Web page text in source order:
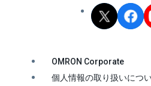
OMRON Corporate
個人情報の取り扱いにつ